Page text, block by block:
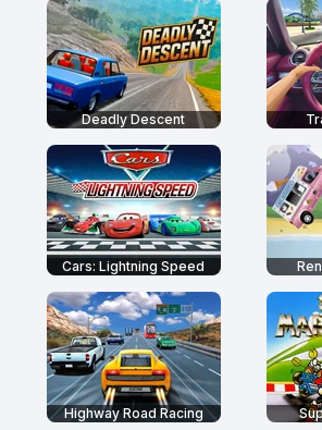
Deadly Descent
Cars: Lightning Speed
Highway Road Racing